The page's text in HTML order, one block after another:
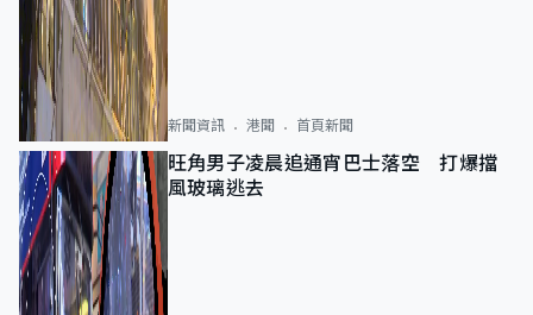
新聞資訊 港聞 首頁新聞
旺角男子凌晨追通宵巴士落空 打爆擋
風玻璃逃去